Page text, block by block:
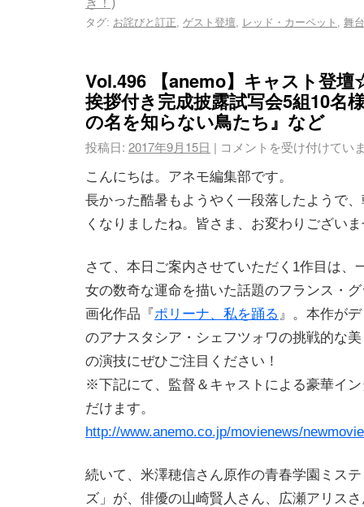
タグ: お詫びと訂正 ゲスト登壇 レッド・カーペット 舞
Vol.496 【anemo】キャスト登
挨拶付き完成披露試写会5組10名
の名を知らない鳥たち』など
投稿日: 2017年9月15日 | コメントを受け付けてい
こんにちは。アネモ編集部です。
長かった酷暑もようやく一段落したようで
くなりましたね。皆さま、お変わりござい
さて、本日ご案内させていただく1作目は、
女の数奇な運命を描いた話題のフランス・
画化作品『ポリーナ、私を踊る 』。本作が
のアナスタシア・シェフツォワの挑戦的な
の演技にぜひご注目ください！
※下記にて、監督＆キャストによる豪華イ
だけます。
http://www.anemo.co.jp/movienews/
続いて、米澤穂信さん原作の青春学園ミス
ズ」が、俳優の山崎賢人さん、広瀬アリス